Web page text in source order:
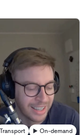
Transport ▶️ On-demand